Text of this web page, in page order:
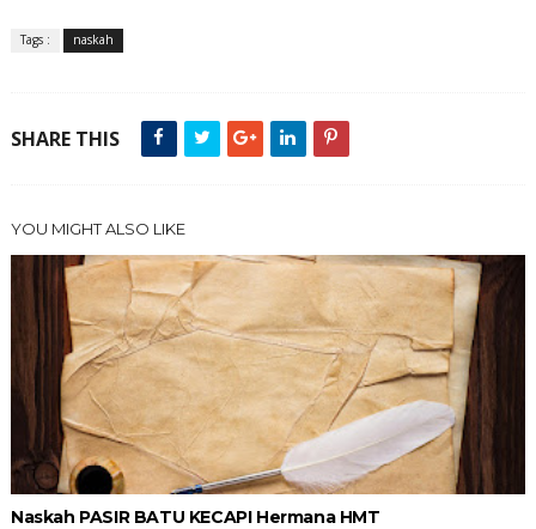
Tags : naskah
SHARE THIS
YOU MIGHT ALSO LIKE
Naskah PASIR BATU KECAPI Hermana HMT